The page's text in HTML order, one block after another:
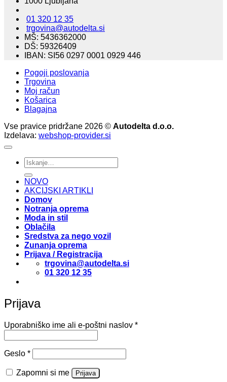
01 320 12 35
trgovina@autodelta.si
MŠ: 5436362000
DŠ: 59326409
IBAN: SI56 0297 0001 0929 446
Pogoji poslovanja
Trgovina
Moj račun
Košarica
Blagajna
Vse pravice pridržane 2026 © Autodelta d.o.o.
Izdelava: webshop-provider.si
Išči:
NOVO
AKCIJSKI ARTIKLI
Domov
Notranja oprema
Moda in stil
Oblačila
Sredstva za nego vozil
Zunanja oprema
Prijava / Registracija
trgovina@autodelta.si
01 320 12 35
Prijava
Uporabniško ime ali e-poštni naslov *Zahtevano
Geslo *Zahtevano
Zapomni si me Prijava